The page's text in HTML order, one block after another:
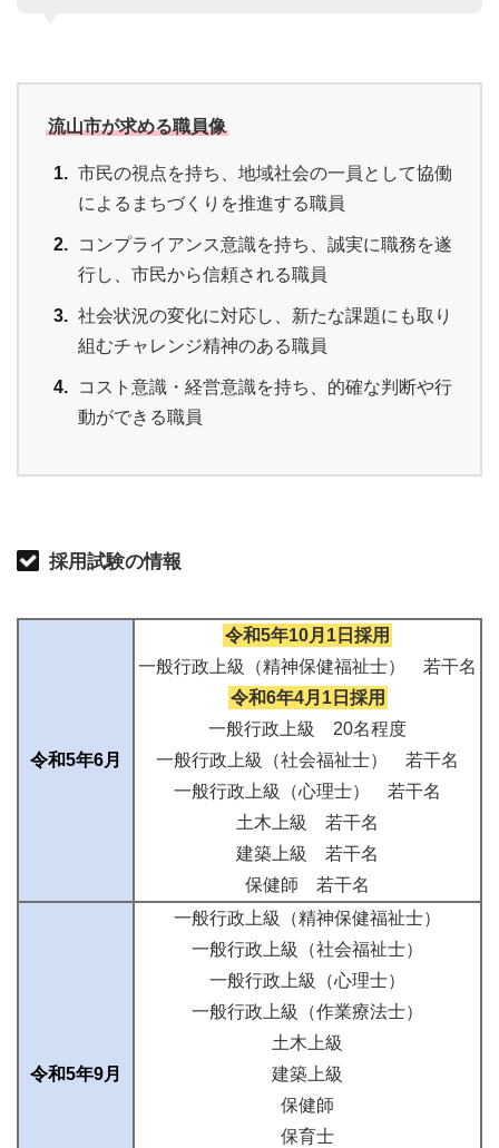
流山市が求める職員像
市民の視点を持ち、地域社会の一員として協働
によるまちづくりを推進する職員
コンプライアンス意識を持ち、誠実に職務を遂
行し、市民から信頼される職員
社会状況の変化に対応し、新たな課題にも取り
組むチャレンジ精神のある職員
コスト意識・経営意識を持ち、的確な判断や行
動ができる職員
採用試験の情報
令和5年6月
令和5年10月1日採用
一般行政上級（精神保健福祉士） 若干名
令和6年4月1日採用
一般行政上級 20名程度
一般行政上級（社会福祉士） 若干名
一般行政上級（心理士） 若干名
土木上級 若干名
建築上級 若干名
保健師 若干名
令和5年9月
一般行政上級（精神保健福祉士）
一般行政上級（社会福祉士）
一般行政上級（心理士）
一般行政上級（作業療法士）
土木上級
建築上級
保健師
保育士